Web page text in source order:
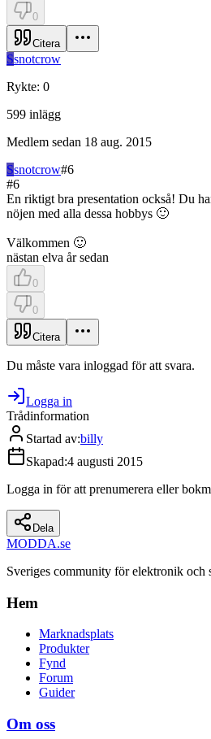
0
Citera
Ssnotcrow
Rykte: 0
599 inlägg
Medlem sedan 18 aug. 2015
Ssnotcrow#6
#6
En riktigt bra presentation också! Du
nöjen med alla dessa hobbys 🙂
Välkommen 🙂
nästan elva år sedan
0
0
Citera
Du måste vara inloggad för att svara.
Logga in
Trådinformation
Startad av:billy
Skapad:4 augusti 2015
Logga in för att prenumerera eller
Dela
MODDA.se
Sveriges community för elektronik och
Hem
Marknadsplats
Produkter
Fynd
Forum
Guider
Om oss